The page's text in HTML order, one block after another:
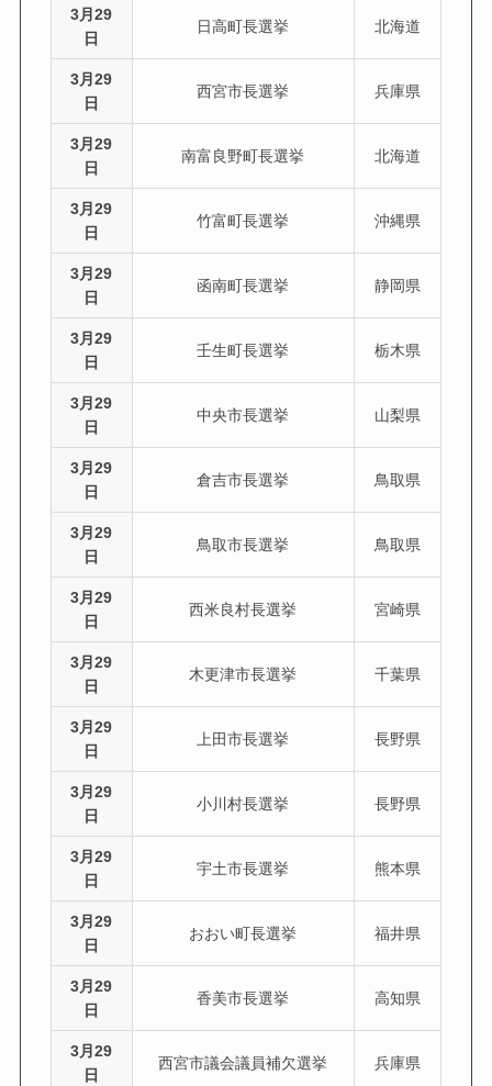
3月29
日
日高町長選挙 北海道
3月29
日
西宮市長選挙 兵庫県
3月29
日
南富良野町長選挙 北海道
3月29
日
竹富町長選挙 沖縄県
3月29
日
函南町長選挙 静岡県
3月29
日
壬生町長選挙 栃木県
3月29
日
中央市長選挙 山梨県
3月29
日
倉吉市長選挙 鳥取県
3月29
日
鳥取市長選挙 鳥取県
3月29
日
西米良村長選挙 宮崎県
3月29
日
木更津市長選挙 千葉県
3月29
日
上田市長選挙 長野県
3月29
日
小川村長選挙 長野県
3月29
日
宇土市長選挙 熊本県
3月29
日
おおい町長選挙 福井県
3月29
日
香美市長選挙 高知県
3月29
日
西宮市議会議員補欠選挙 兵庫県